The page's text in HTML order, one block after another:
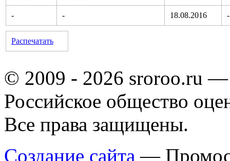
- - 18.08.2016 -
Распечатать
© 2009 - 2026 sroroo.ru —
Российское общество
Все права защищены.
Создание сайта —